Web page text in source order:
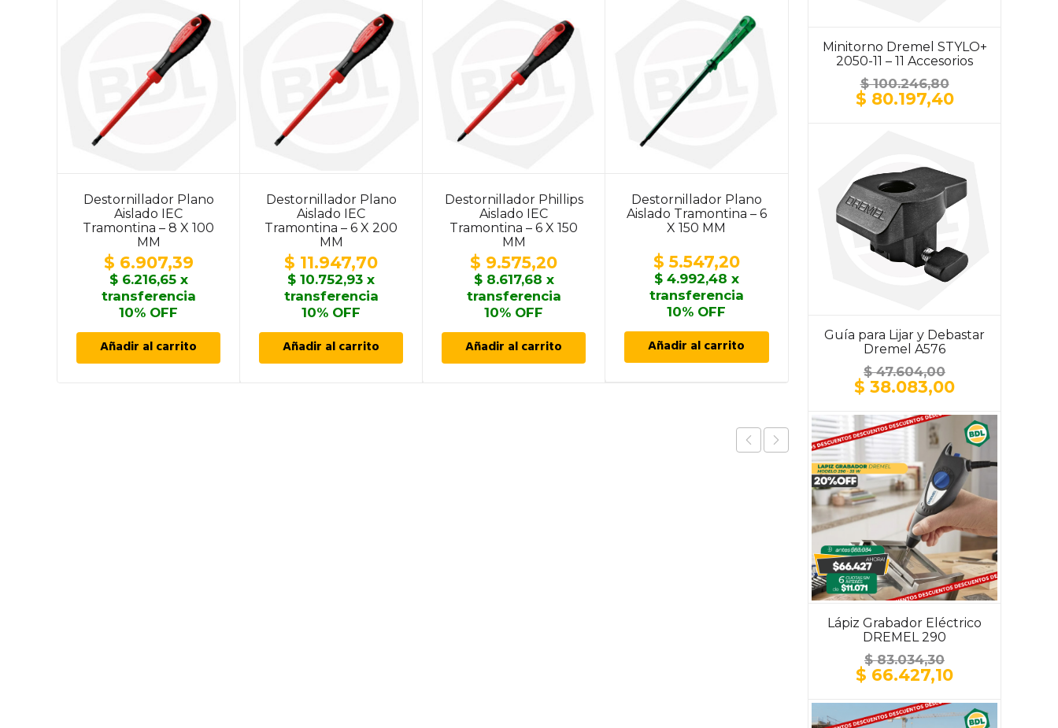
Destornillador Plano
Aislado IEC
Tramontina – 8 X 100
MM
$ 6.907,39
$6.216,65x
transferencia
10% OFF
Añadir al carrito
Destornillador Plano
Aislado IEC
Tramontina – 6 X 200
MM
$ 11.947,70
$ 10.752,93 x
transferencia
10% OFF
Añadir al carrito
Destornillador Phillips
Aislado IEC
Tramontina – 6 X 150
MM
$ 9.575,20
$8.617,68 x
transferencia
10% OFF
Añadir al carrito
Destornillador Plano
Aislado Tramontina – 6
X 150 MM
$ 5.547,20
$4.992,48 x
transferencia
10% OFF
Añadir al carrito
Destornillador Phillips
Aislado IEC
Tramontina – 5 X 150
MM
4.972,30
Añadir al carrito
Minitorno Dremel STYLO+
2050-11 – 11 Accesorios
$100.246,80
El
precio
$ 80.197,40El
Guía para Lijar y Debastar
Dremel A576
$47.604,00
El
precio
original
era:
$ 47.604,00.
$ 38.083,00El
actual
es:
$
Lápiz Grabador Eléctrico
DREMEL 290
$83.034,30
El
precio
original
era:
$ 66.427,10El
actual
es: